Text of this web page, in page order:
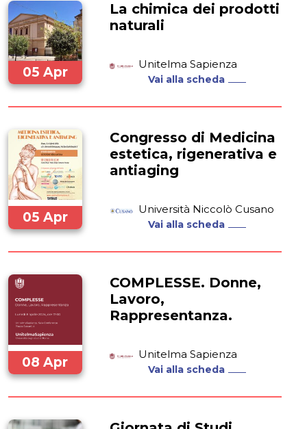
05 Apr
La chimica dei prodotti
naturali
Unitelma Sapienza
Vai alla scheda
05 Apr
Congresso di Medicina
estetica, rigenerativa e
antiaging
Università Niccolò Cusano
Vai alla scheda
08 Apr
COMPLESSE. Donne,
Lavoro,
Rappresentanza.
Unitelma Sapienza
Vai alla scheda